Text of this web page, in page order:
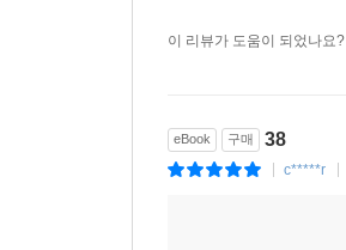
이 리뷰가 도움이 되었나요?
eBook 구매 38
c*****r